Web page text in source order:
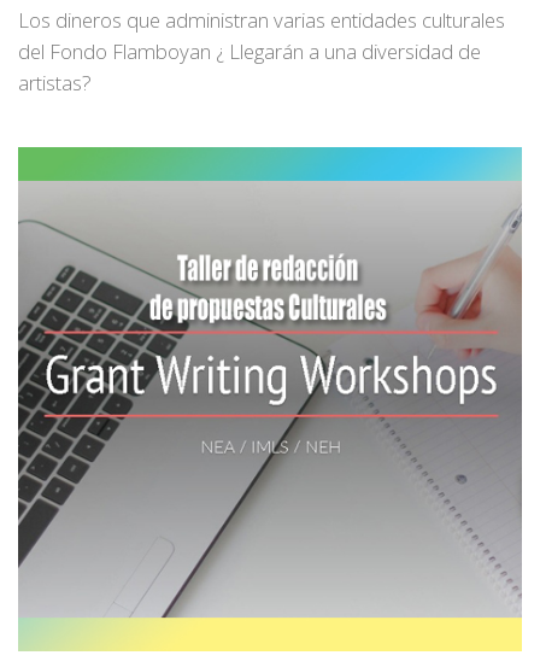
Los dineros que administran varias entidades culturales
del Fondo Flamboyan ¿ Llegarán a una diversidad de
artistas?